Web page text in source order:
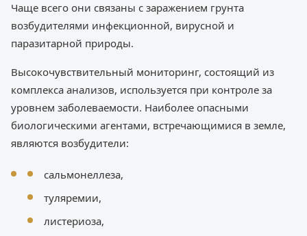
Чаще всего они связаны с заражением грунта
возбудителями инфекционной, вирусной и
паразитарной природы.
Высокочувствительный мониторинг, состоящий из
комплекса анализов, используется при контроле за
уровнем заболеваемости. Наиболее опасными
биологическими агентами, встречающимися в земле,
являются возбудители:
сальмонеллеза,
туляремии,
листериоза,